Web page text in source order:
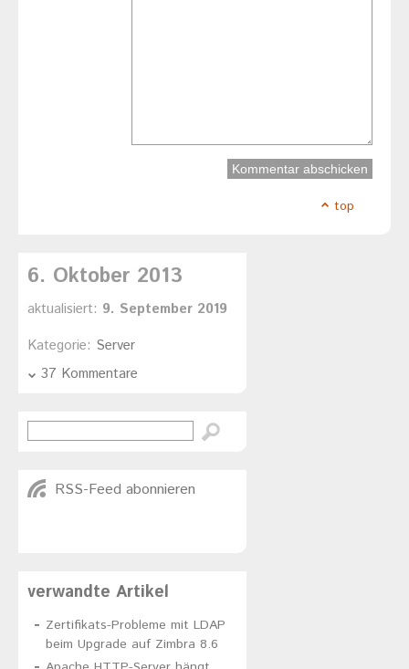
top
6. Oktober 2013
aktualisiert: 9. September 2019
Kategorie: Server
37 Kommentare
RSS-Feed abonnieren
verwandte Artikel
Zertifikats-Probleme mit LDAP
beim Upgrade auf Zimbra 8.6